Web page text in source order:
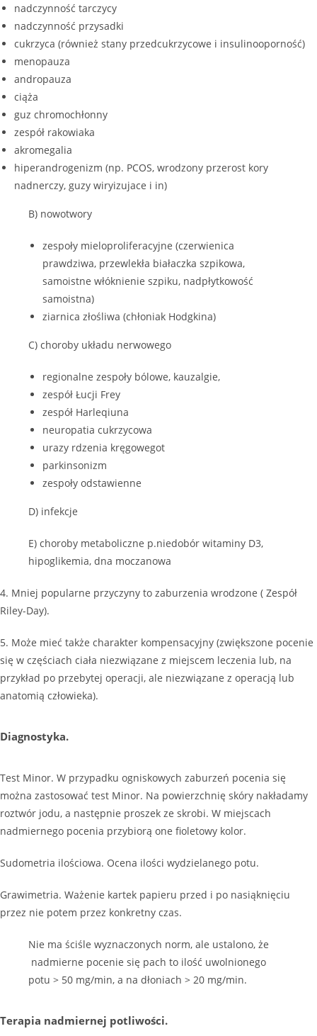
nadczynność tarczycy
nadczynność przysadki
cukrzyca (również stany przedcukrzycowe i insulinooporność)
menopauza
andropauza
ciąża
guz chromochłonny
zespół rakowiaka
akromegalia
hiperandrogenizm (np. PCOS, wrodzony przerost kory
nadnerczy, guzy wiryizujace i in)
B) nowotwory
zespoły mieloproliferacyjne (czerwienica
prawdziwa, przewlekła białaczka szpikowa,
samoistne włóknienie szpiku, nadpłytkowość
samoistna)
ziarnica złośliwa (chłoniak Hodgkina)
C) choroby układu nerwowego
regionalne zespoły bólowe, kauzalgie,
zespół Łucji Frey
zespół Harleqiuna
neuropatia cukrzycowa
urazy rdzenia kręgowegot
parkinsonizm
zespoły odstawienne
D) infekcje
E) choroby metaboliczne p.niedobór witaminy D3,
hipoglikemia, dna moczanowa
4. Mniej popularne przyczyny to zaburzenia wrodzone ( Zespół
Riley-Day).
5. Może mieć także charakter kompensacyjny (zwiększone pocenie
się w częściach ciała niezwiązane z miejscem leczenia lub, na
przykład po przebytej operacji, ale niezwiązane z operacją lub
anatomią człowieka).
Diagnostyka.
Test Minor. W przypadku ogniskowych zaburzeń pocenia się
można zastosować test Minor. Na powierzchnię skóry nakładamy
roztwór jodu, a następnie proszek ze skrobi. W miejscach
nadmiernego pocenia przybiorą one fioletowy kolor.
Sudometria ilościowa. Ocena ilości wydzielanego potu.
Grawimetria. Ważenie kartek papieru przed i po nasiąknięciu
przez nie potem przez konkretny czas.
Nie ma ściśle wyznaczonych norm, ale ustalono, że
nadmierne pocenie się pach to ilość uwolnionego
potu > 50 mg/min, a na dłoniach > 20 mg/min.
Terapia nadmiernej potliwości.